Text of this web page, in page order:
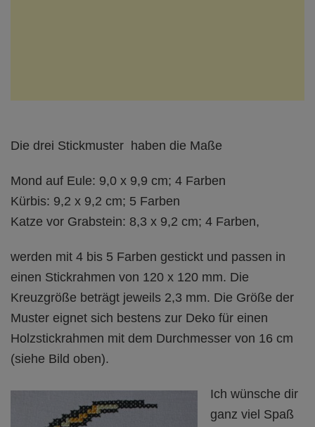
Die drei Stickmuster haben die Maße
Mond auf Eule: 9,0 x 9,9 cm; 4 Farben
Kürbis: 9,2 x 9,2 cm; 5 Farben
Katze vor Grabstein: 8,3 x 9,2 cm; 4 Farben,
werden mit 4 bis 5 Farben gestickt und passen in
einen Stickrahmen von 120 x 120 mm. Die
Kreuzgröße beträgt jeweils 2,3 mm. Die Größe der
Muster eignet sich bestens zur Deko für einen
Holzstickrahmen mit dem Durchmesser von 16 cm
(siehe Bild oben).
Ich wünsche dir
ganz viel Spaß